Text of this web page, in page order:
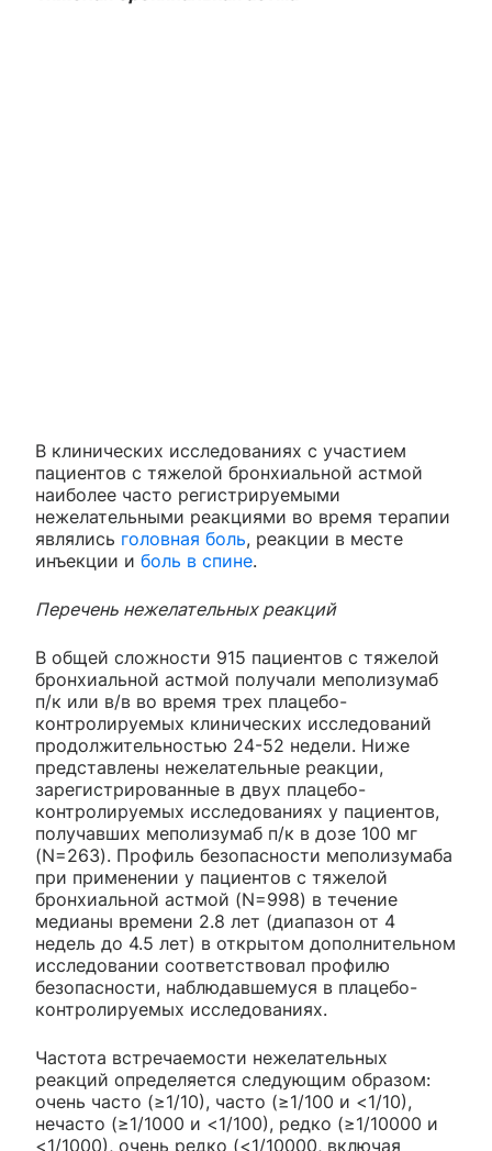
В клинических исследованиях с участием
пациентов с тяжелой бронхиальной астмой
наиболее часто регистрируемыми
нежелательными реакциями во время терапии
являлись головная боль, реакции в месте
инъекции и боль в спине.
Перечень нежелательных реакций
В общей сложности 915 пациентов с тяжелой
бронхиальной астмой получали меполизумаб
п/к или в/в во время трех плацебо-
контролируемых клинических исследований
продолжительностью 24-52 недели. Ниже
представлены нежелательные реакции,
зарегистрированные в двух плацебо-
контролируемых исследованиях у пациентов,
получавших меполизумаб п/к в дозе 100 мг
(N=263). Профиль безопасности меполизумаба
при применении у пациентов с тяжелой
бронхиальной астмой (N=998) в течение
медианы времени 2.8 лет (диапазон от 4
недель до 4.5 лет) в открытом дополнительном
исследовании соответствовал профилю
безопасности, наблюдавшемуся в плацебо-
контролируемых исследованиях.
Частота встречаемости нежелательных
реакций определяется следующим образом:
очень часто (≥1/10), часто (≥1/100 и <1/10),
нечасто (≥1/1000 и <1/100), редко (≥1/10000 и
<1/1000), очень редко (<1/10000, включая